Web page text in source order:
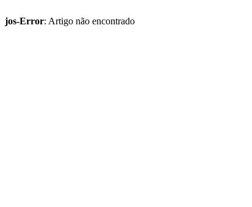
jos-Error: Artigo não encontrado